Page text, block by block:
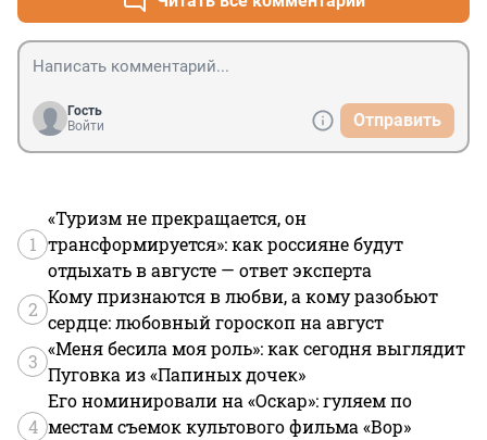
Гость
Войти
Отправить
1
«Туризм не прекращается, он
трансформируется»: как россияне будут
отдыхать в августе — ответ эксперта
2
Кому признаются в любви, а кому разобьют
сердце: любовный гороскоп на август
3
«Меня бесила моя роль»: как сегодня выглядит
Пуговка из «Папиных дочек»
4
Его номинировали на «Оскар»: гуляем по
местам съемок культового фильма «Вор»